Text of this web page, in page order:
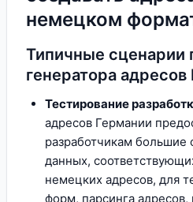
немецком
Типичные сценарии
генератора адресов
Тестирование
адресов Германии
разработчикам
данных,
немецких адресов, для
форм, парсинга адресов,